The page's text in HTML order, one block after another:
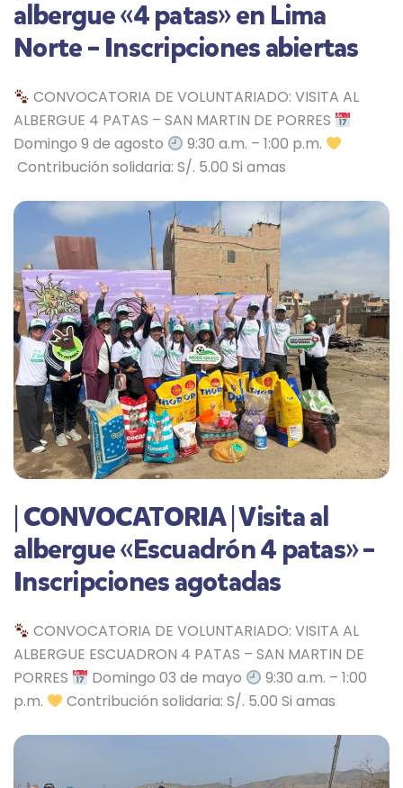
albergue «4 patas» en Lima
Norte – Inscripciones abiertas
CONVOCATORIA DE VOLUNTARIADO: VISITA AL
ALBERGUE 4 PATAS – SAN MARTIN DE PORRES
Domingo 9 de agosto
9:30 a.m. – 1:00 p.m.
Contribución solidaria: S/. 5.00 Si amas
| CONVOCATORIA | Visita al
albergue «Escuadrón 4 patas» –
Inscripciones agotadas
CONVOCATORIA DE VOLUNTARIADO: VISITA AL
ALBERGUE ESCUADRON 4 PATAS – SAN MARTIN DE
PORRES
Domingo 03 de mayo
9:30 a.m. – 1:00
p.m.
Contribución solidaria: S/. 5.00 Si amas